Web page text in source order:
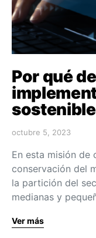
Por qué
octubre 5, 2023
En esta misión de
conservación del
la partición del
medianas y
Ver más